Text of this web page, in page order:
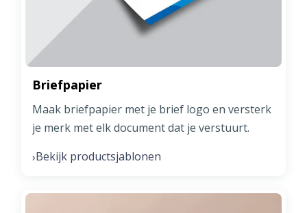
Briefpapier
Maak briefpapier met je brief logo en versterk
je merk met elk document dat je verstuurt.
›Bekijk productsjablonen